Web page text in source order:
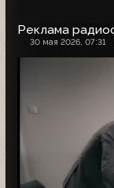
Реклама
30 мая 2026, 07:31